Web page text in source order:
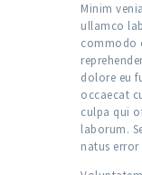
Minim
ullamco
commodo
dolore eu
occaecat
culpa qui
laborum.
natus error